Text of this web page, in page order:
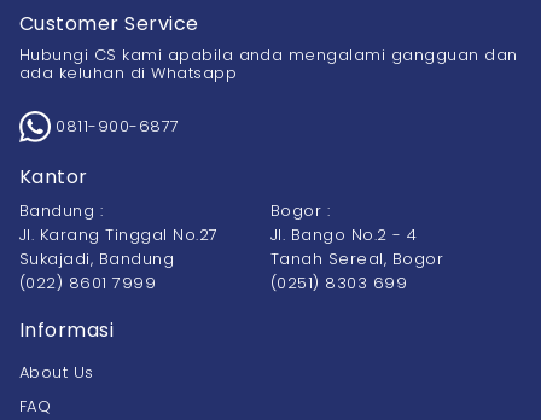
Customer Service
Hubungi CS kami apabila anda mengalami gangguan dan
ada keluhan di Whatsapp
0811-900-6877
Kantor
Bandung :
Jl. Karang Tinggal No.27
Sukajadi, Bandung
(022) 8601 7999
Bogor :
Jl. Bango No.2 - 4
Tanah Sereal, Bogor
(0251) 8303 699
Informasi
About Us
FAQ